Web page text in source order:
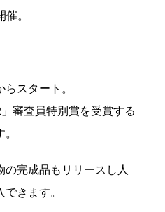
。
スタート。
」審査員特別賞を受賞する
完成品もリリースし人
きます。